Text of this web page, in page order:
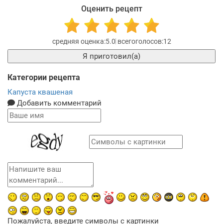
Оценить рецепт
5.0 12
Я приготовил(а)
Категории рецепта
Капуста квашеная
Добавить комментарий
Пожалуйста, введите символы с картинки